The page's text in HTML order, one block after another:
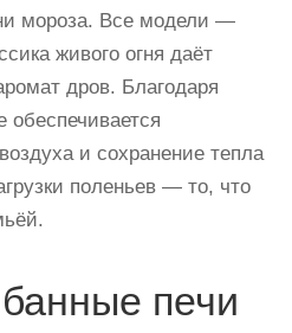
мороза. Все модели —
живого огня даёт
дров. Благодаря
обеспечивается
и сохранение тепла
поленьев — то, что
печи